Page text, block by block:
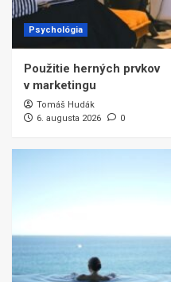
Psychológia
Použitie herných prvkov
v marketingu
Tomáš Hudák
6. augusta 2026
0